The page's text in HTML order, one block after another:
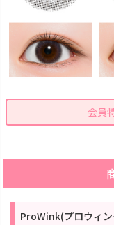
会員
ProWink(プロウィ